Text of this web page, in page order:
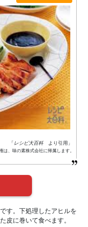
「 レシピ大百科 より引用」
は、味の素株式会社に帰属します。
す。下処理したアヒルを
皮に巻いて食べます。